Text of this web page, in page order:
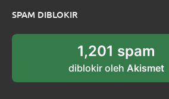
SPAM DIBLOKIR
1,201 spam
diblokir oleh Akismet